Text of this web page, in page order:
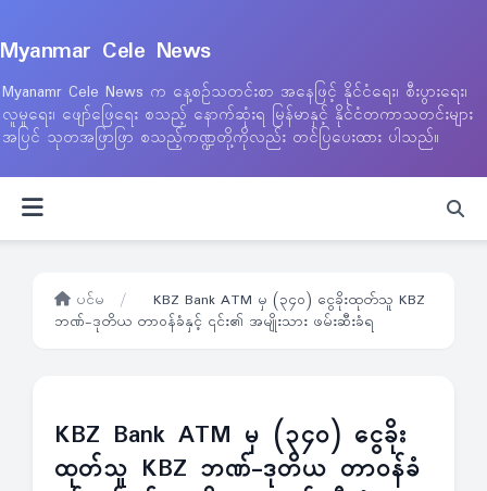
Myanmar Cele News
Myanamr Cele News က နေ့စဉ်သတင်းစာ အနေဖြင့် နိုင်ငံရေး၊ စီးပွားရေး၊
လူမှုရေး၊ ဖျော်ဖြေရေး စသည့် နောက်ဆုံးရ မြန်မာနှင့် နိုင်ငံတကာသတင်းများ
အပြင် သုတအဖြာဖြာ စသည့်ကဏ္ဍတို့ကိုလည်း တင်ပြပေးထား ပါသည်။
ပင်မ /
KBZ Bank ATM မှ (၃၄၀) ငွေခိုးထုတ်သူ KBZ
ဘဏ်-ဒုတိယ တာဝန်ခံနှင့် ၎င်း၏ အမျိုးသား ဖမ်းဆီးခံရ
KBZ Bank ATM မှ (၃၄၀) ငွေခိုး
ထုတ်သူ KBZ ဘဏ်-ဒုတိယ တာဝန်ခံ